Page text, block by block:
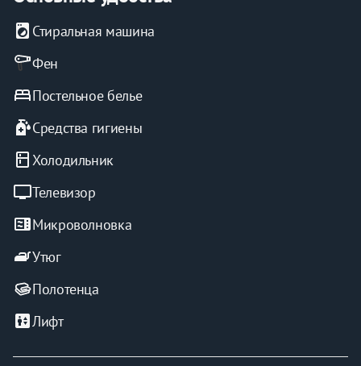
local_laundry_service Стиральная машина
Фен
bedПостельное белье
sanitizerСредства гигиены
kitchen Холодильник
tvТелевизор
microwaveМикроволновка
ironУтюг
Полотенца
elevatorЛифт